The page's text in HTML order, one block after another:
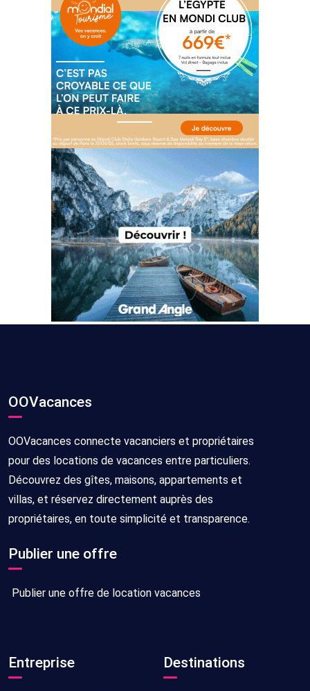
OOVacances
OOVacances connecte vacanciers et propriétaires
pour des locations de vacances entre particuliers.
Découvrez des gîtes, maisons, appartements et
villas, et réservez directement auprès des
propriétaires, en toute simplicité et transparence.
Publier une offre
Publier une offre de location vacances
Entreprise Destinations